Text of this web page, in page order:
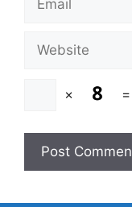
Website
× =